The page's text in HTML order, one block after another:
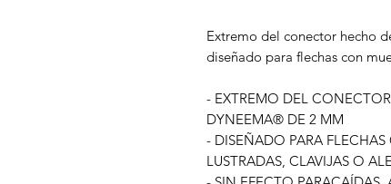
Extremo del conector hecho
diseñado para flechas con
- EXTREMO DEL
DYNEEMA® DE 2 MM
- DISEÑADO PARA
LUSTRADAS, CLAVIJAS O